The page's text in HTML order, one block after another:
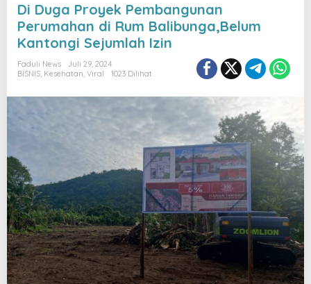
Di Duga Proyek Pembangunan
Perumahan di Rum Balibunga,Belum
Kantongi Sejumlah Izin
Faduli News
Juli 29, 2024
BISNIS, Kesehatan, Viral 1023 Dilihat